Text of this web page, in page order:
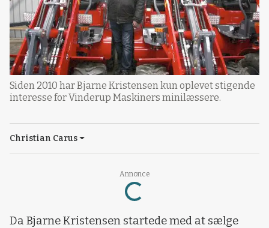
Annonce
Loading...
Siden 2010 har Bjarne Kristensen kun oplevet stigende
interesse for Vinderup Maskiners minilæssere.
Christian Carus
Da Bjarne Kristensen startede med at sælge